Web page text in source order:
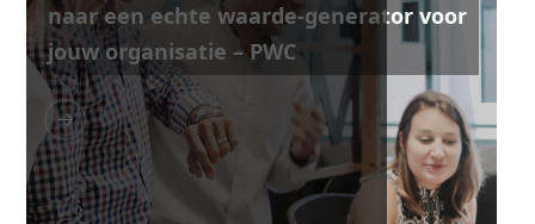
naar een echte waarde-generator voor
jouw organisatie – PWC